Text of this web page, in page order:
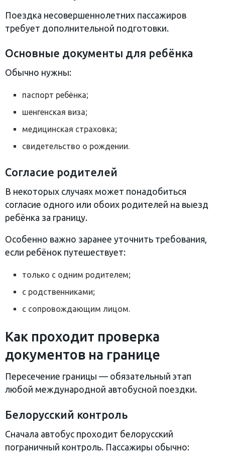
Поездка несовершеннолетних пассажиров
требует дополнительной подготовки.
Основные документы для ребёнка
Обычно нужны:
паспорт ребёнка;
шенгенская виза;
медицинская страховка;
свидетельство о рождении.
Согласие родителей
В некоторых случаях может понадобиться
согласие одного или обоих родителей на выезд
ребёнка за границу.
Особенно важно заранее уточнить требования,
если ребёнок путешествует:
только с одним родителем;
с родственниками;
с сопровождающим лицом.
Как проходит проверка
документов на границе
Пересечение границы — обязательный этап
любой международной автобусной поездки.
Белорусский контроль
Сначала автобус проходит белорусский
пограничный контроль. Пассажиры обычно: